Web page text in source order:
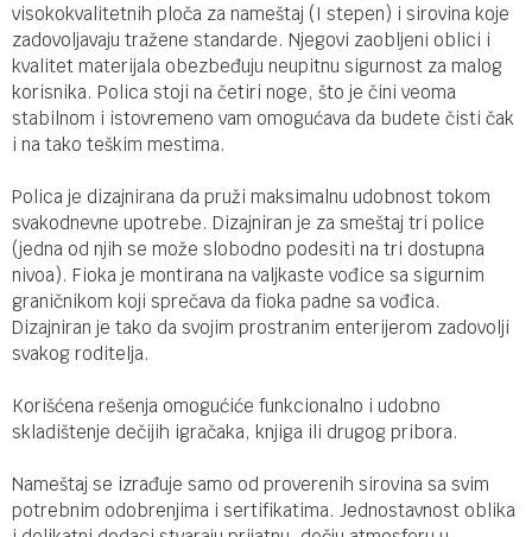
visokokvalitetnih ploča za nameštaj (I stepen) i sirovina koje
zadovoljavaju tražene standarde. Njegovi zaobljeni oblici i
kvalitet materijala obezbeđuju neupitnu sigurnost za malog
korisnika. Polica stoji na četiri noge, što je čini veoma
stabilnom i istovremeno vam omogućava da budete čisti čak
i na tako teškim mestima.
Polica je dizajnirana da pruži maksimalnu udobnost tokom
svakodnevne upotrebe. Dizajniran je za smeštaj tri police
(jedna od njih se može slobodno podesiti na tri dostupna
nivoa). Fioka je montirana na valjkaste vođice sa sigurnim
graničnikom koji sprečava da fioka padne sa vođica.
Dizajniran je tako da svojim prostranim enterijerom zadovolji
svakog roditelja.
Korišćena rešenja omogućiće funkcionalno i udobno
skladištenje dečijih igračaka, knjiga ili drugog pribora.
Nameštaj se izrađuje samo od proverenih sirovina sa svim
potrebnim odobrenjima i sertifikatima. Jednostavnost oblika